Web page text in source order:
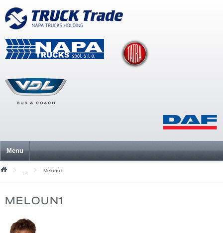
Menu
Mediální soubory
Meloun1
MELOUN1